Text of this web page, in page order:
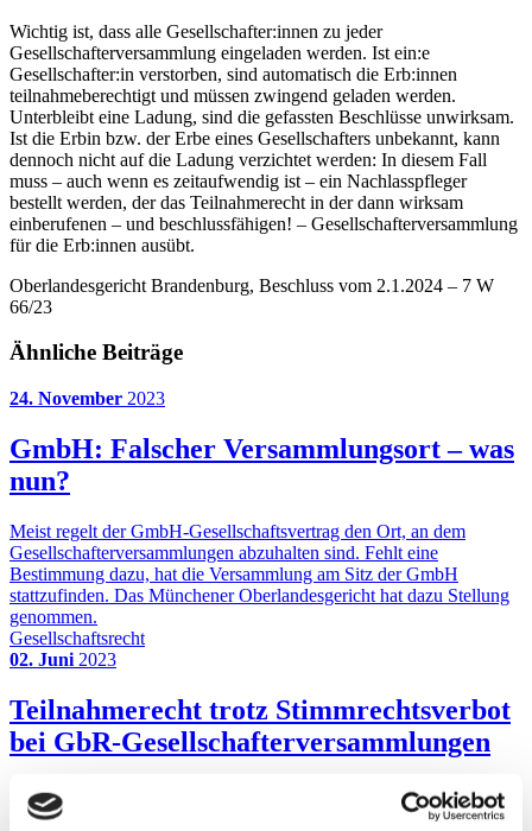
Wichtig ist, dass alle Gesellschafter:innen zu jeder
Gesellschafterversammlung eingeladen werden. Ist ein:e
Gesellschafter:in verstorben, sind automatisch die Erb:innen
teilnahmeberechtigt und müssen zwingend geladen werden.
Unterbleibt eine Ladung, sind die gefassten Beschlüsse unwirksam.
Ist die Erbin bzw. der Erbe eines Gesellschafters unbekannt, kann
dennoch nicht auf die Ladung verzichtet werden: In diesem Fall
muss – auch wenn es zeitaufwendig ist – ein Nachlasspfleger
bestellt werden, der das Teilnahmerecht in der dann wirksam
einberufenen – und beschlussfähigen! – Gesellschafterversammlung
für die Erb:innen ausübt.
Oberlandesgericht Brandenburg, Beschluss vom 2.1.2024 – 7 W
66/23
Ähnliche Beiträge
24. November 2023
GmbH: Falscher Versammlungsort – was
nun?
Meist regelt der GmbH-Gesellschaftsvertrag den Ort, an dem
Gesellschafterversammlungen abzuhalten sind. Fehlt eine
Bestimmung dazu, hat die Versammlung am Sitz der GmbH
stattzufinden. Das Münchener Oberlandesgericht hat dazu Stellung
genommen.
Gesellschaftsrecht
02. Juni 2023
Teilnahmerecht trotz Stimmrechtsverbot
bei GbR-Gesellschafterversammlungen
Beschlussfassungen in Gesellschaften sind seit jeher streitanfällig
und enden allzu oft vor Gericht. Nicht selten geht es dabei um die